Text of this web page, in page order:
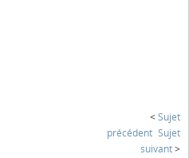
< Sujet
précédent Sujet
suivant >